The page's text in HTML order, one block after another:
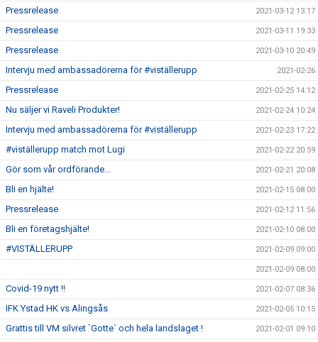
Pressrelease 2021-03-12 13:17
Pressrelease 2021-03-11 19:33
Pressrelease 2021-03-10 20:49
Intervju med ambassadörerna för #viställerupp 2021-02-26
Pressrelease 2021-02-25 14:12
Nu säljer vi Raveli Produkter! 2021-02-24 10:24
Intervju med ambassadörerna för #viställerupp 2021-02-23 17:22
#viställerupp match mot Lugi 2021-02-22 20:59
Gör som vår ordförande... 2021-02-21 20:08
Bli en hjälte! 2021-02-15 08:00
Pressrelease 2021-02-12 11:56
Bli en företagshjälte! 2021-02-10 08:00
#VISTÄLLERUPP 2021-02-09 09:00
2021-02-09 08:00
Covid-19 nytt !! 2021-02-07 08:36
IFK Ystad HK vs Alingsås 2021-02-05 10:15
Grattis till VM silvret `Gotte` och hela landslaget ! 2021-02-01 09:10